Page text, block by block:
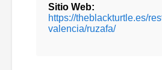
Sitio Web:
https://theblackturtle.es/
valencia/ruzafa/